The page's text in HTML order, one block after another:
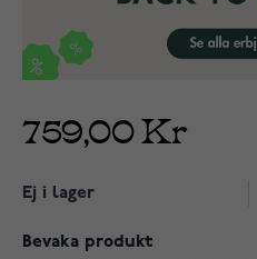
759,00 Kr
Ej i lager
Bevaka produkt